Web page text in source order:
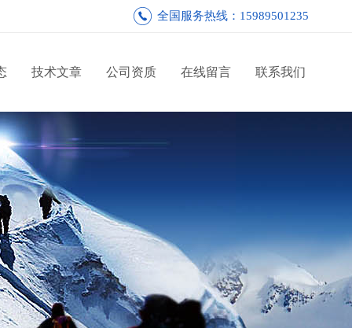
全国服务热线：15989501235
技术文章 公司资质 在线留言 联系我们